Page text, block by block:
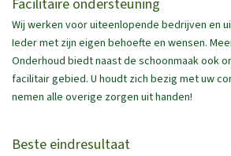
Facilitaire ondersteuning
Wij werken voor uiteenlopende bedrijven en
Ieder met zijn eigen behoefte en wensen.
Onderhoud biedt naast de schoonmaak ook
facilitair gebied. U houdt zich bezig met uw
nemen alle overige zorgen uit handen!
Beste eindresultaat